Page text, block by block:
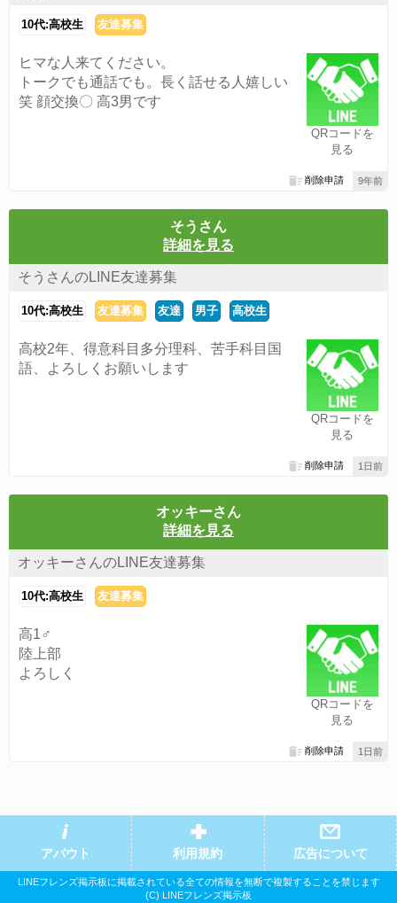
10代:高校生 友達募集
QRコードを
見る
ヒマな人来てください。
トークでも通話でも。長く話せる人嬉しい
笑 顔交換〇 高3男です
9年前
削除申請
そうさん
詳細を見る
そうさんのLINE友達募集
10代:高校生 友達募集 友達 男子 高校生
QRコードを
見る
高校2年、得意科目多分理科、苦手科目国
語、よろしくお願いします
1日前
削除申請
オッキーさん
詳細を見る
オッキーさんのLINE友達募集
10代:高校生 友達募集
QRコードを
見る
高1♂
陸上部
よろしく
1日前
削除申請
アバウト 利用規約 広告について
LINEフレンズ掲示板に掲載されている全ての情報を無断で複製することを禁じます
(C) LINEフレンズ掲示板